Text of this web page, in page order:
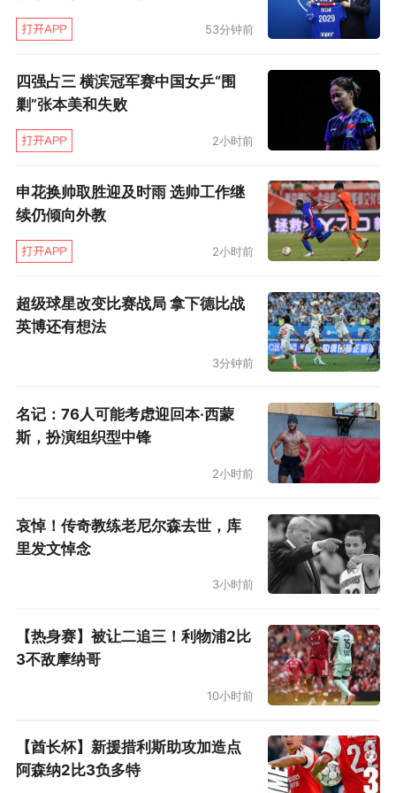
钟，18-盐谷司）、7-柴崎岳；8-原口元气、21-
实、15-大迫勇也
（高雯）
53分钟前
四强占三 横滨冠军赛中国女乒“围
剿”张本美和失败
2小时前
申花换帅取胜迎及时雨 选帅工作继
续仍倾向外教
2小时前
超级球星改变比赛战局 拿下德比战
英博还有想法
3分钟前
名记：76人可能考虑迎回本·西蒙
斯，扮演组织型中锋
2小时前
哀悼！传奇教练老尼尔森去世，库
里发文悼念
3小时前
【热身赛】被让二追三！利物浦2比
3不敌摩纳哥
10小时前
【酋长杯】新援措利斯助攻加造点
阿森纳2比3负多特